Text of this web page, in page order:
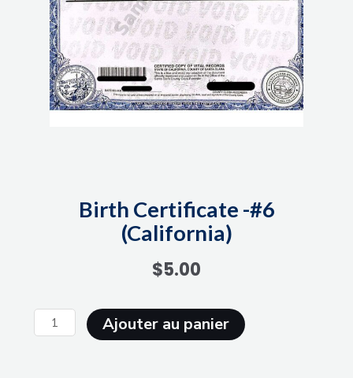
Birth Certificate -#6
(California)
$5.00
quantité
de
Ajouter au panier